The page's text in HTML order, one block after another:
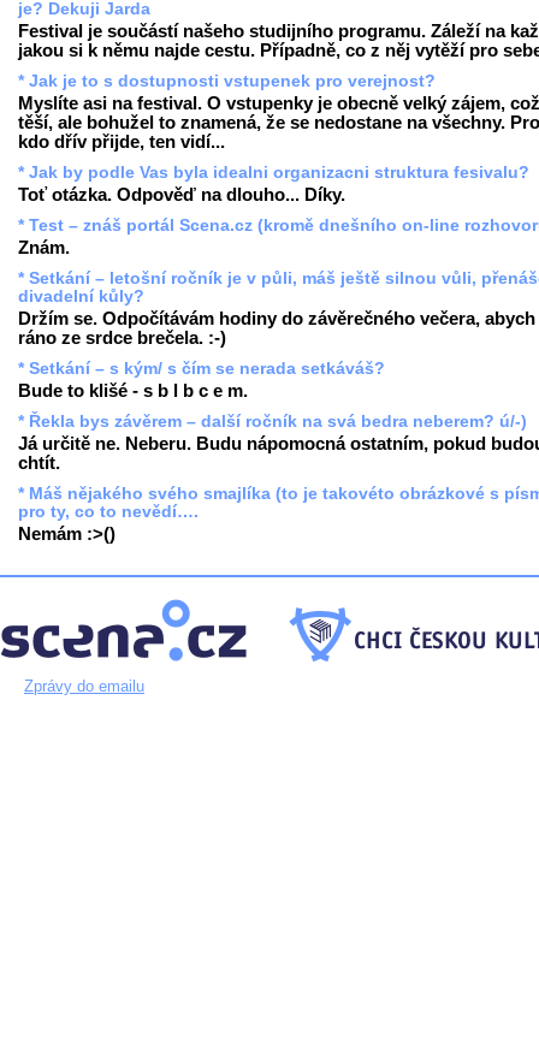
je? Dekuji Jarda
Festival je součástí našeho studijního programu. Záleží na
jakou si k němu najde cestu. Případně, co z něj vytěží pro
* Jak je to s dostupnosti vstupenek pro verejnost?
Myslíte asi na festival. O vstupenky je obecně velký zájem,
těší, ale bohužel to znamená, že se nedostane na všechny.
kdo dřív přijde, ten vidí...
* Jak by podle Vas byla idealni organizacni struktura fesivalu?
Toť otázka. Odpověď na dlouho... Díky.
* Test – znáš portál Scena.cz (kromě dnešního on-line
Znám.
* Setkání – letošní ročník je v půli, máš ještě silnou vůli,
divadelní kůly?
Držím se. Odpočítávám hodiny do závěrečného večera, abych
ráno ze srdce brečela. :-)
* Setkání – s kým/ s čím se nerada setkáváš?
Bude to klišé - s b l b c e m.
* Řekla bys závěrem – další ročník na svá bedra neberem? ú/-)
Já určitě ne. Neberu. Budu nápomocná ostatním, pokud
chtít.
* Máš nějakého svého smajlíka (to je takovéto obrázkové s
pro ty, co to nevědí….
Nemám :>()
Zprávy do emailu